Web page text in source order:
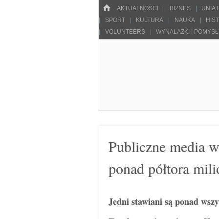
HOME
Menu
SKOCZ DO TREŚCI
AKTUALNOŚCI BIZNES
UNIA
SPORT
KULTURA NAUKA
VOLUNTEERS
WYNALAZKI I
Publiczne media
ponad półtora
Jedni stawiani są ponad